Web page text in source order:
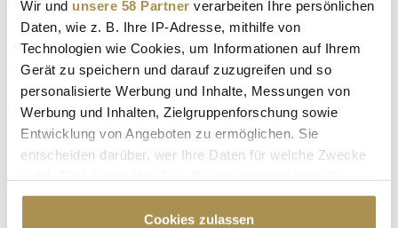
Wir und unsere 58 Partner verarbeiten Ihre persönlichen
Daten, wie z. B. Ihre IP-Adresse, mithilfe von
Technologien wie Cookies, um Informationen auf Ihrem
Gerät zu speichern und darauf zuzugreifen und so
personalisierte Werbung und Inhalte, Messungen von
Werbung und Inhalten, Zielgruppenforschung sowie
Entwicklung von Angeboten zu ermöglichen. Sie
entscheiden darüber, wer Ihre Daten für welche Zwecke
Cookie-Erklärung oder durch Klicken auf das Privacy
Trigger Symbol ändern oder widerrufen
Cookies zulassen
ABSENDEN